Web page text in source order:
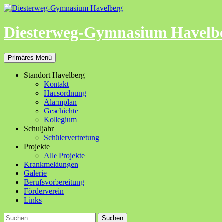
Zum
springen
Diesterweg-Gymnasium
Suchen
Primäres Menü
Standort Havelberg
Kontakt
Hausordnung
Alarmplan
Geschichte
Kollegium
Schuljahr
Schülervertretung
Projekte
Alle Projekte
Krankmeldungen
Galerie
Berufsvorbereitung
Förderverein
Links
Suchen